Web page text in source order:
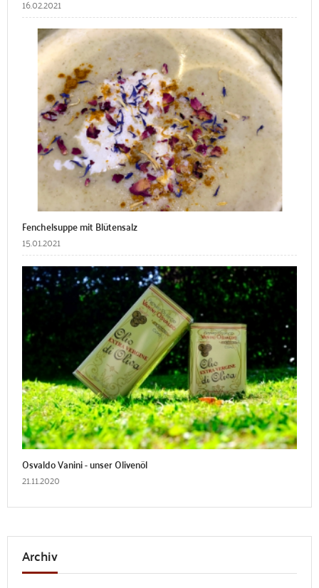
16.02.2021
Fenchelsuppe mit Blütensalz
15.01.2021
Osvaldo Vanini - unser Olivenöl
21.11.2020
Archiv